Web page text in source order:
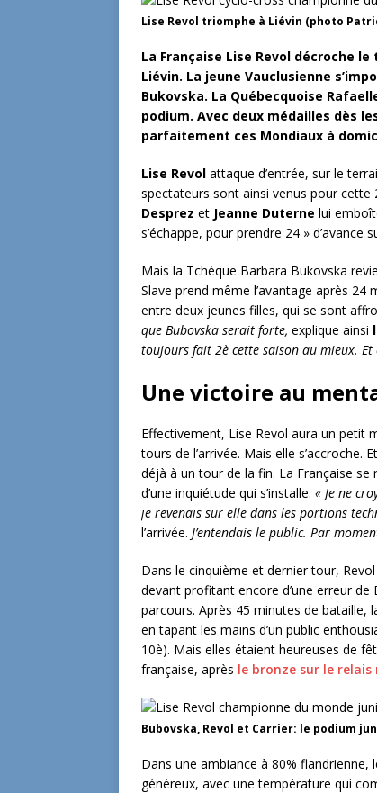
Lise Revol triomphe à Liévin (photo
La Française Lise Revol décroche
Liévin. La jeune Vauclusienne
Bukovska. La Québecquoise
podium. Avec deux médailles dès
parfaitement ces Mondiaux à
Lise Revol attaque d’entrée, sur le
spectateurs sont ainsi venus pour
Desprez et Jeanne Duterne lui
s’échappe, pour prendre 24 »
Mais la Tchèque Barbara Bukovska
Slave prend même l’avantage après 24
entre deux jeunes filles, qui se sont
que Bubovska serait forte, explique ainsi
toujours fait 2è cette saison au mieux.
Une victoire au
Effectivement, Lise Revol aura un petit
tours de l’arrivée. Mais elle s’accroche.
déjà à un tour de la fin. La Française
d’une inquiétude qui s’installe. « Je ne
je revenais sur elle dans les portions
l’arrivée. J’entendais le public. Par
Dans le cinquième et dernier tour,
devant profitant encore d’une erreur de
parcours. Après 45 minutes de bataille,
en tapant les mains d’un public
10è). Mais elles étaient heureuses de
française, après le bronze sur le
Bubovska, Revol et Carrier: le podium
Dans une ambiance à 80%
généreux, avec une température qui